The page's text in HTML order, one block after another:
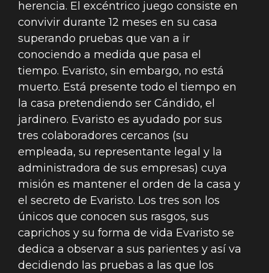
herencia. El excéntrico juego consiste en
convivir durante 12 meses en su casa
superando pruebas que van a ir
conociendo a medida que pasa el
tiempo. Evaristo, sin embargo, no está
muerto. Está presente todo el tiempo en
la casa pretendiendo ser Cándido, el
jardinero. Evaristo es ayudado por sus
tres colaboradores cercanos (su
empleada, su representante legal y la
administradora de sus empresas) cuya
misión es mantener el orden de la casa y
el secreto de Evaristo. Los tres son los
únicos que conocen sus rasgos, sus
caprichos y su forma de vida Evaristo se
dedica a observar a sus parientes y así va
decidiendo las pruebas a las que los